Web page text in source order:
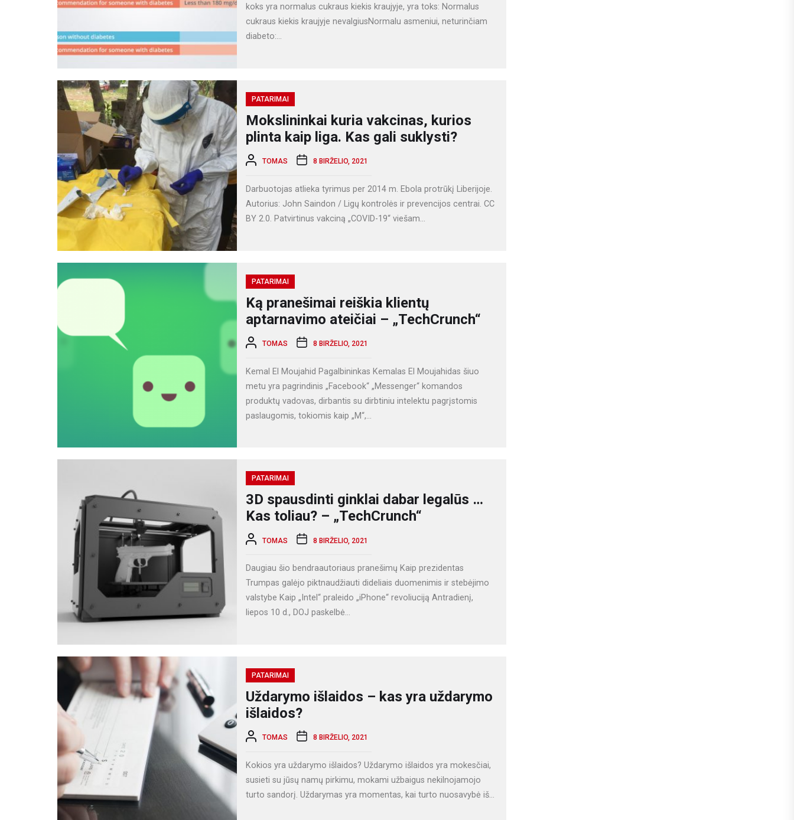
koks yra normalus cukraus kiekis kraujyje, yra toks: Normalus
cukraus kiekis kraujyje nevalgiusNormalu asmeniui, neturinčiam
diabeto:...
PATARIMAI
Mokslininkai kuria vakcinas, kurios
plinta kaip liga. Kas gali suklysti?
TOMAS 8 BIRŽELIO, 2021
Darbuotojas atlieka tyrimus per 2014 m. Ebola protrūkį Liberijoje.
Autorius: John Saindon / Ligų kontrolės ir prevencijos centrai. CC
BY 2.0. Patvirtinus vakciną „COVID-19“ viešam...
PATARIMAI
Ką pranešimai reiškia klientų
aptarnavimo ateičiai – „TechCrunch“
TOMAS 8 BIRŽELIO, 2021
Kemal El Moujahid Pagalbininkas Kemalas El Moujahidas šiuo
metu yra pagrindinis „Facebook“ „Messenger“ komandos
produktų vadovas, dirbantis su dirbtiniu intelektu pagrįstomis
paslaugomis, tokiomis kaip „M“,...
PATARIMAI
3D spausdinti ginklai dabar legalūs …
Kas toliau? – „TechCrunch“
TOMAS 8 BIRŽELIO, 2021
Daugiau šio bendraautoriaus pranešimų Kaip prezidentas
Trumpas galėjo piktnaudžiauti dideliais duomenimis ir stebėjimo
valstybe Kaip „Intel“ praleido „iPhone“ revoliuciją Antradienį,
liepos 10 d., DOJ paskelbė...
PATARIMAI
Uždarymo išlaidos – kas yra uždarymo
išlaidos?
TOMAS 8 BIRŽELIO, 2021
Kokios yra uždarymo išlaidos? Uždarymo išlaidos yra mokesčiai,
susieti su jūsų namų pirkimu, mokami užbaigus nekilnojamojo
turto sandorį. Uždarymas yra momentas, kai turto nuosavybė iš...